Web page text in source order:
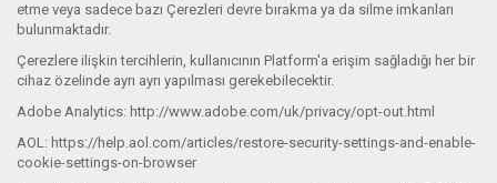
etme veya sadece bazı Çerezleri devre bırakma ya da silme imkanları
bulunmaktadır.
Çerezlere ilişkin tercihlerin, kullanıcının Platform'a erişim sağladığı her bir
cihaz özelinde ayrı ayrı yapılması gerekebilecektir.
Adobe Analytics: http://www.adobe.com/uk/privacy/opt-out.html
AOL: https://help.aol.com/articles/restore-security-settings-and-enable-
cookie-settings-on-browser